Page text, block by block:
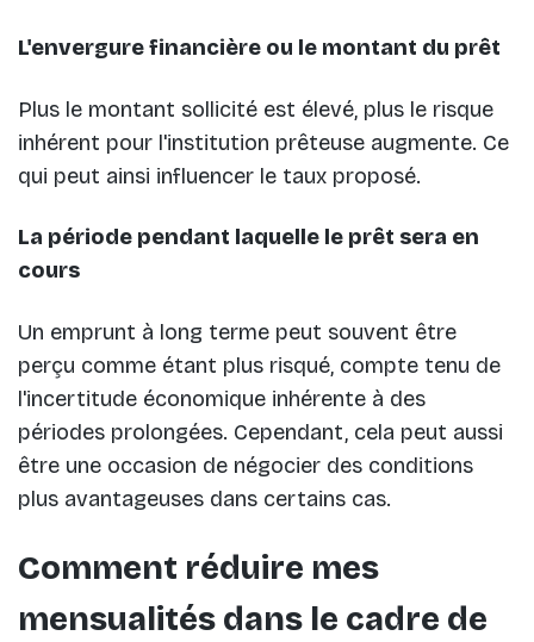
L'envergure financière ou le montant du prêt
Plus le montant sollicité est élevé, plus le risque
inhérent pour l'institution prêteuse augmente. Ce
qui peut ainsi influencer le taux proposé.
La période pendant laquelle le prêt sera en
cours
Un emprunt à long terme peut souvent être
perçu comme étant plus risqué, compte tenu de
l'incertitude économique inhérente à des
périodes prolongées. Cependant, cela peut aussi
être une occasion de négocier des conditions
plus avantageuses dans certains cas.
Comment réduire mes
mensualités dans le cadre de